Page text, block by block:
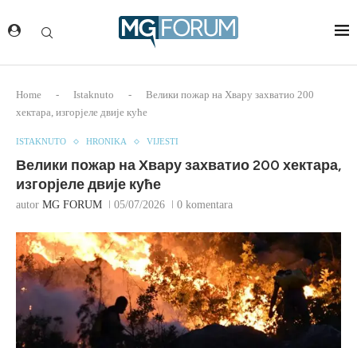
Home - Istaknuto -
Велики пожар на Хвару захватио 200
хектара, изгорјеле двије куће
ISTAKNUTO HRONIKA VIJESTI
Велики пожар на Хвару захватио 200 хектара,
изгорјеле двије куће
autor MG FORUM 05/07/2026 0 komentara